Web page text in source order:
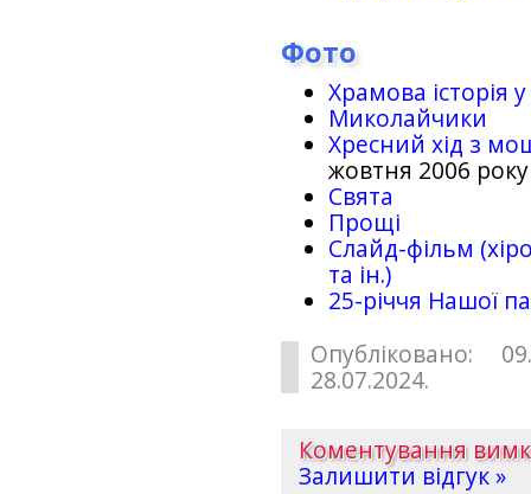
Фото
Храмова історія
Миколайчики
Хресний хід з
жовтня 2006 року
Свята
Прощі
Слайд-фільм
та ін.)
25-рiччя Нашої
Опубліковано:
28.07.2024.
Коментування
Залишити відгук »